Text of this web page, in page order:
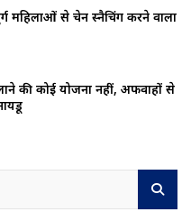
महिलाओं से चेन स्नैचिंग करने वाला
की कोई योजना नहीं, अफवाहों से